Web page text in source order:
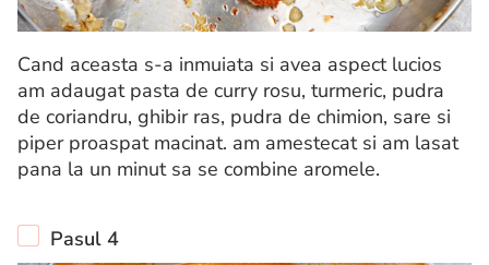
Cand aceasta s-a inmuiata si avea aspect lucios
am adaugat pasta de curry rosu, turmeric, pudra
de coriandru, ghibir ras, pudra de chimion, sare si
piper proaspat macinat. am amestecat si am lasat
pana la un minut sa se combine aromele.
Pasul 4